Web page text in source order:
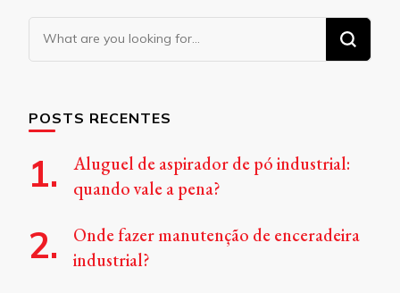
Looking
for
POSTS RECENTES
Aluguel de aspirador de pó industrial:
quando vale a pena?
Onde fazer manutenção de enceradeira
industrial?